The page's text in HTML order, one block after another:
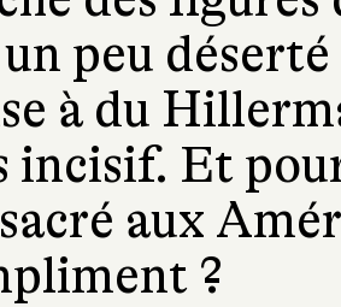
peu
à du
incisif. Et
aux
?